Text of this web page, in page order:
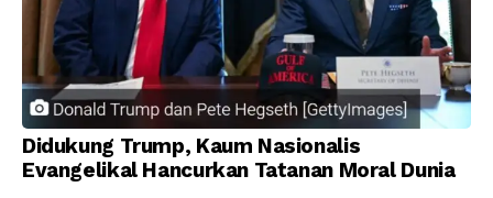
Didukung Trump, Kaum Nasionalis
Evangelikal Hancurkan Tatanan Moral Dunia